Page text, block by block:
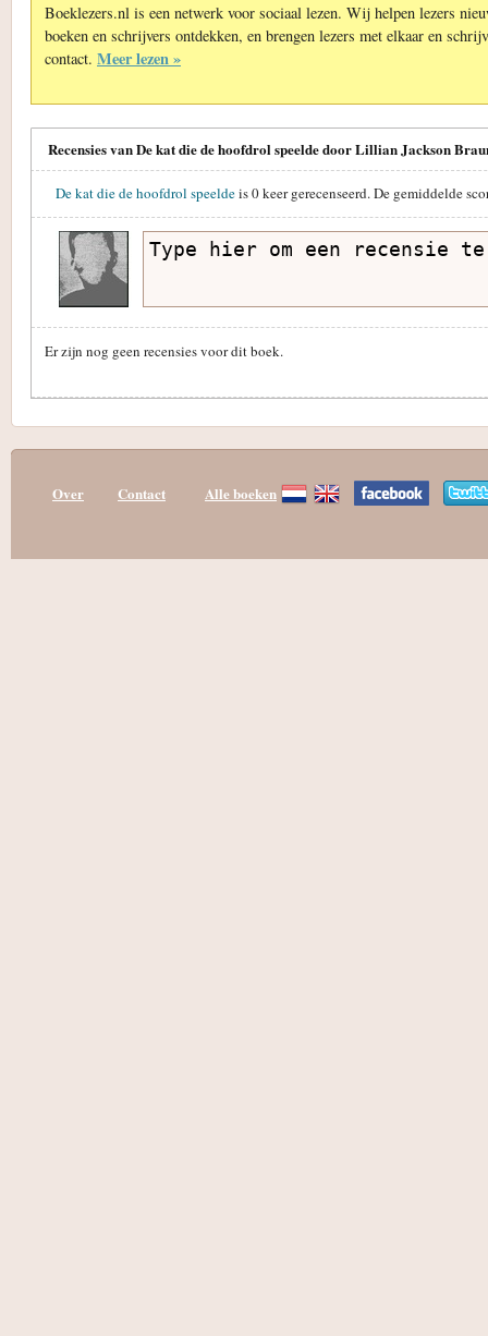
Boeklezers.nl is een netwerk voor sociaal lezen. Wij helpen lezers
boeken en schrijvers ontdekken, en brengen lezers met elkaar en
contact. Meer lezen »
Recensies van De kat die de hoofdrol speelde door Lillian Jackson
De kat die de hoofdrol speeldeis0keer gerecenseerd. De gemiddelde
Er zijn nog geen recensies voor dit boek.
Over Contact Alle boeken